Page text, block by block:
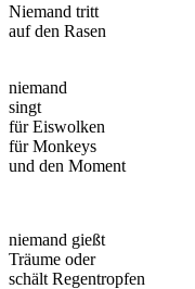
Niemand tritt
auf den Rasen
niemand
singt
für Eiswolken
für Monkeys
und den Moment
niemand gießt
Träume oder
schält Regentropfen